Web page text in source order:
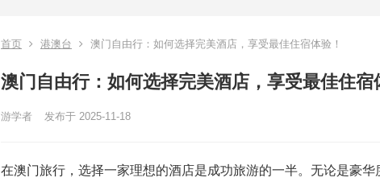
首页 港澳台 澳门自由行：如何选择完美酒店，享受最佳住宿体验！
澳门自由行：如何选择完美酒店，享受最佳住宿
游学者 发布于 2025-11-18
在澳门旅行，选择一家理想的酒店是成功旅游的一半。无论是豪